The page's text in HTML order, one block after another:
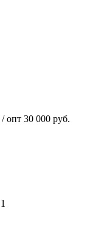
опт 30 000 руб.